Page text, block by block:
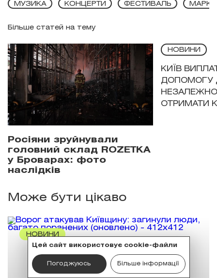
Більше статей на тему
МУЗИКА КОНЦЕРТИ ФЕСТИВАЛЬ
Росіяни зруйнували
головний склад ROZETKA
у Броварах: фото
наслідків
НОВИНИ
КИЇВ
ДОПОМОГУ
ОТРИМАТИ
Може бути цікаво
НОВИНИ
Цей сайт використовує cookie-файли
Погоджуюсь Більше інформації